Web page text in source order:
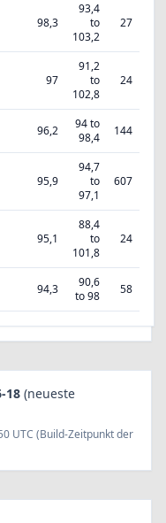
98,3
93,4
to
103,2
27
97
91,2
to
102,8
24
96,2
94 to
98,4
144
95,9
94,7
to
97,1
607
95,1
88,4
to
101,8
24
94,3
90,6
to 98
58
18 (neueste
UTC (Build-Zeitpunkt der